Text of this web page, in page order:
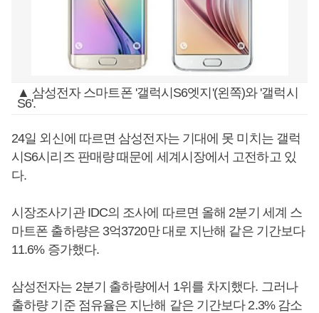
▲ 삼성전자 스마트폰 '갤럭시S6엣지'(왼쪽)와 '갤럭시
S6'.
24일 외신에 따르면 삼성전자는 기대에 못 미치는 갤럭
시S6시리즈 판매량 때문에 세계시장에서 고전하고 있
다.
시장조사기관 IDC의 조사에 따르면 올해 2분기 세계 스
마트폰 출하량은 3억3720만 대로 지난해 같은 기간보다
11.6% 증가했다.
삼성전자는 2분기 출하량에서 1위를 차지했다. 그러나
출하량 기준 점유율은 지난해 같은 기간보다 2.3% 감소